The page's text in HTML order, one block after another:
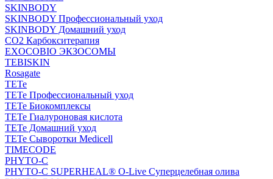
SKINBODY
SKINBODY Профессиональный уход
SKINBODY Домашний уход
CO2 Карбокситерапия
EXOCOBIO ЭКЗОСОМЫ
TEBISKIN
Rosagate
TETe
TETe Профессиональный уход
TETe Биокомплексы
TETe Гиалуроновая кислота
TETe Домашний уход
TETe Сыворотки Medicell
TIMECODE
PHYTO-C
PHYTO-C SUPERHEAL® O-Live Суперцелебная олива